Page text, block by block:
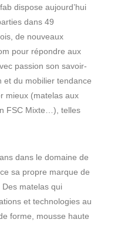
dispose aujourd’hui
dans 49
de nouveaux
pour répondre aux
passion son savoir-
et du mobilier tendance
mieux (matelas aux
FSC Mixte…), telles
dans le domaine de
sa propre marque de
Des matelas qui
et technologies au
forme, mousse haute